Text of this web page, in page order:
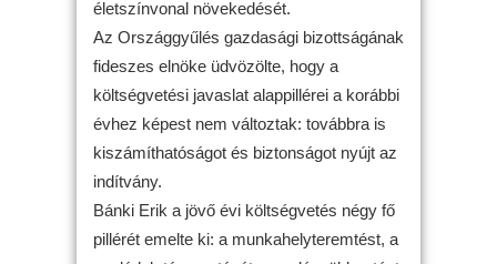
életszínvonal növekedését.
Az Országgyűlés gazdasági bizottságának
fideszes elnöke üdvözölte, hogy a
költségvetési javaslat alappillérei a korábbi
évhez képest nem változtak: továbbra is
kiszámíthatóságot és biztonságot nyújt az
indítvány.
Bánki Erik a jövő évi költségvetés négy fő
pillérét emelte ki: a munkahelyteremtést, a